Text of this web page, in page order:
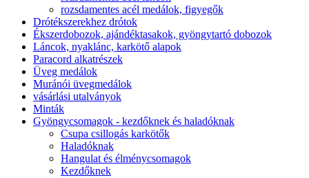
rozsdamentes acél medálok, figyegők
Drótékszerekhez drótok
Ékszerdobozok, ajándéktasakok, gyöngytartó dobozok
Láncok, nyaklánc, karkötő alapok
Paracord alkatrészek
Üveg medálok
Muránói üvegmedálok
vásárlási utalványok
Minták
Gyöngycsomagok - kezdőknek és haladóknak
Csupa csillogás karkötők
Haladóknak
Hangulat és élménycsomagok
Kezdőknek